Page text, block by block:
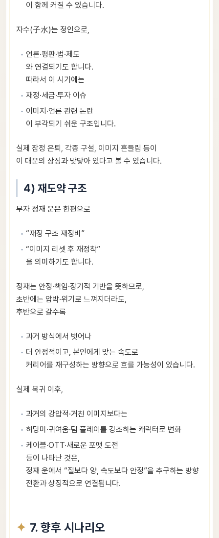
이 함께 커질 수 있습니다.
자수(子水)는 정인으로,
언론·평판·법·제도
와 연결되기도 합니다.
따라서 이 시기에는
재정·세금·투자 이슈
이미지·언론 관련 논란
이 부각되기 쉬운 구조입니다.
실제 잠정 은퇴, 각종 구설, 이미지 흔들림 등이
이 대운의 상징과 맞닿아 있다고 볼 수 있습니다.
4) 재도약 구조
무자 정재 운은 한편으로
“재정 구조 재정비”
“이미지 리셋 후 재정착”
을 의미하기도 합니다.
정재는 안정·책임·장기적 기반을 뜻하므로,
초반에는 압박·위기로 느껴지더라도,
후반으로 갈수록
과거 방식에서 벗어나
더 안정적이고, 본인에게 맞는 속도로
커리어를 재구성하는 방향으로 흐를 가능성이 있습니다.
실제 복귀 이후,
과거의 강압적·거친 이미지보다는
허당미·귀여움·팀 플레이를 강조하는 캐릭터로 변화
케이블·OTT·새로운 포맷 도전
등이 나타난 것은,
정재 운에서 “질보다 양, 속도보다 안정”을 추구하는 방향
전환과 상징적으로 연결됩니다.
7. 향후 시나리오